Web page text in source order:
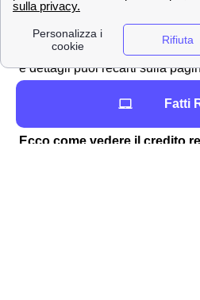
attraverso il servizio clienti
i servizi in sovrapprezzo sono
inizialmente per evitare abusi.
e dettagli puoi recarti sulla
servizi aggiuntivi extra a
Ecco come vedere il credito
Fatti